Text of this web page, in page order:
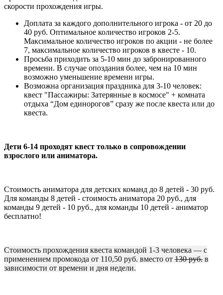
скорости прохождения игры.
Доплата за каждого дополнительного игрока - от 20 до
40 руб. Оптимальное количество игроков 2-5.
Максимальное количество игроков по акции - не более
7, максимальное количество игроков в квесте - 10.
Просьба приходить за 5-10 мин до забронированного
времени. В случае опоздания более, чем на 10 мин
возможно уменьшение времени игры.
Возможна организация праздника для 3-10 человек:
квест "Пассажиры: Затерянные в космосе" + комната
отдыха “Дом единорогов” сразу же после квеста или до
квеста.
Дети 6-14 проходят квест только в сопровождении
взрослого или аниматора.
Стоимость аниматора для детских команд до 8 детей - 30 руб.
Для команды 8 детей - стоимость аниматора 20 руб., для
команды 9 детей - 10 руб., для команды 10 детей - аниматор
бесплатно!
Стоимость прохождения квеста командой 1-3 человека — с
применением промокода от 110,50 руб. вместо от 130 руб. в
зависимости от времени и дня недели.